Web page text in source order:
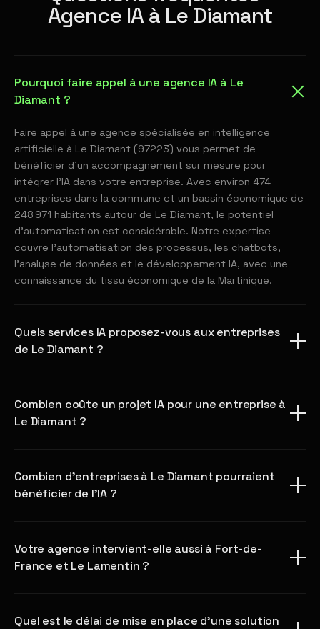
Agence IA à Le Diamant
Pourquoi faire appel à une agence IA à Le
Diamant ?
Faire appel à une agence spécialisée en intelligence
artificielle à Le Diamant (97223) vous permet de
bénéficier d'un accompagnement sur mesure pour
intégrer l'IA dans votre entreprise. Avec environ 474
entreprises dans la commune et un bassin économique de
248 971 habitants autour de Le Diamant, le potentiel
d'automatisation est considérable. Notre expertise
couvre l'automatisation des processus, les chatbots,
l'analyse de données et le développement IA, avec une
connaissance du tissu économique de la Martinique.
Quels services IA proposez-vous aux entreprises
de Le Diamant ?
Combien coûte un projet IA pour une entreprise à
Le Diamant ?
Combien d'entreprises à Le Diamant pourraient
bénéficier de l'IA ?
Votre agence intervient-elle aussi à Fort-de-
France et Le Lamentin ?
Quel est le délai de mise en place d'une solution